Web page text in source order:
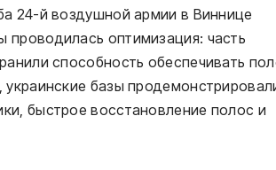
24-й воздушной армии в Виннице
оптимизация: часть
способность обеспечивать
базы
быстрое восстановление полос и